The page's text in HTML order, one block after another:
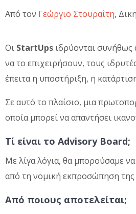
Από τον Γεώργιο Στουραΐτη,
Οι StartUps ιδρύονται συνήθως
να το επιχειρήσουν, τους
έπειτα η υποστήριξη, η
Σε αυτό το πλαίσιο, μια
οποία μπορεί να απαντήσει
Τί είναι το Advisory Board;
Με λίγα λόγια, θα μπορούσαμε
από τη νομική εκπροσώπηση της
Από ποιους αποτελείται;